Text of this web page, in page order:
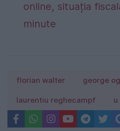
online, situația
minute
florian walter george
laurentiu reghecampf u